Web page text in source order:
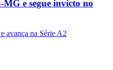
e segue invicto no